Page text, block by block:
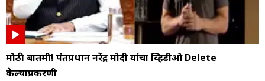
मोठी बातमी! पंतप्रधान नरेंद्र मोदी यांचा व्हिडीओ Delete
केल्याप्रकरणी